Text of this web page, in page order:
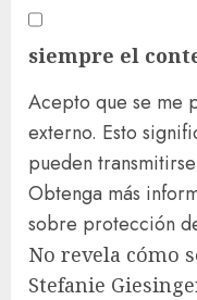
siempre el
Acepto que se me
externo. Esto
pueden
Obtenga más
sobre protección
No revela cómo
Stefanie